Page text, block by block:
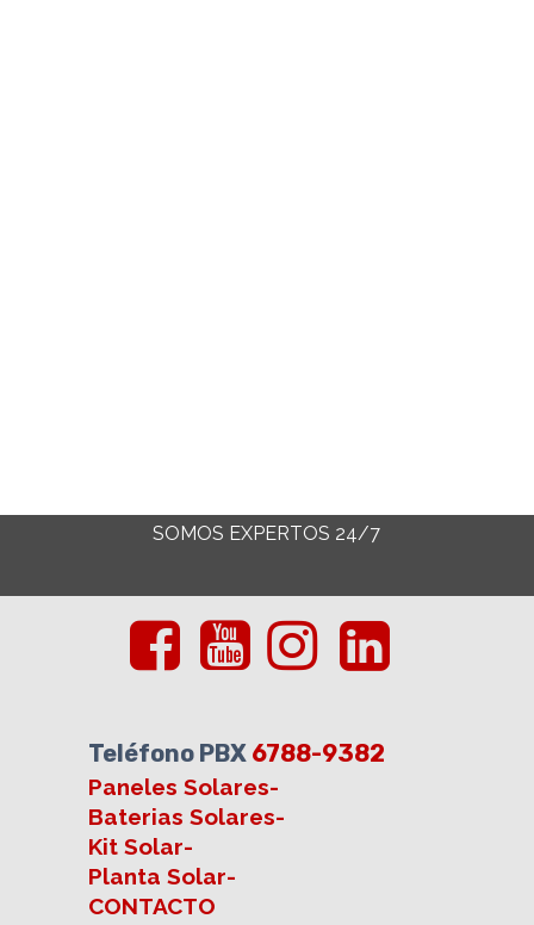
Teléfono PBX 6788-9382
Paneles Solares-
Baterias Solares-
Kit Solar-
Planta Solar-
CONTACTO
SOMOS EXPERTOS 24/7